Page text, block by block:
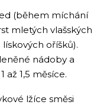
(během míchání
mletých vlašských
oříšků).
nádoby a
až 1,5 měsíce.
lžíce směsi